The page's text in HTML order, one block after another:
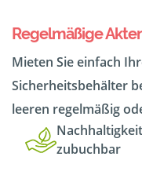
Regelmäßige
Mieten Sie einfach
Sicherheitsbehälter
leeren regelmäßig
Nachhaltigkeit
zubuchbar